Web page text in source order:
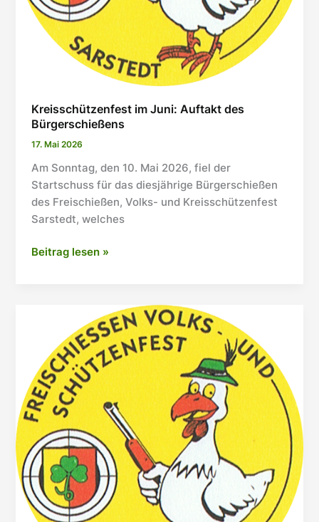
Kreisschützenfest im Juni: Auftakt des
Bürgerschießens
17. Mai 2026
Am Sonntag, den 10. Mai 2026, fiel der
Startschuss für das diesjährige Bürgerschießen
des Freischießen, Volks- und Kreisschützenfest
Sarstedt, welches
Kreisschützenfest
Bürgerschießens
Beitrag lesen »